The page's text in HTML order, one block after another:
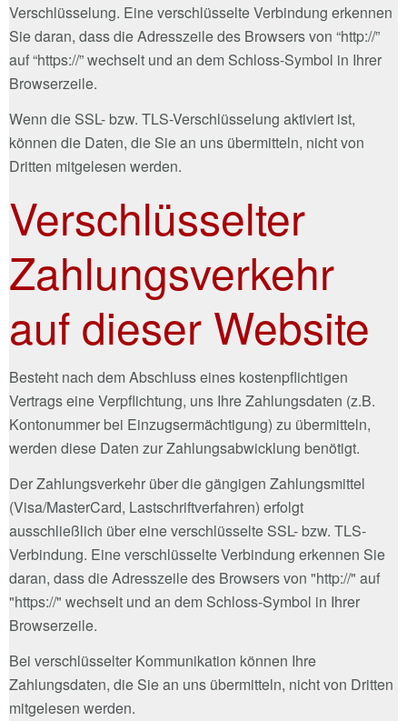
Verschlüsselung. Eine verschlüsselte Verbindung erkennen
Sie daran, dass die Adresszeile des Browsers von “http://”
auf “https://” wechselt und an dem Schloss-Symbol in Ihrer
Browserzeile.
Wenn die SSL- bzw. TLS-Verschlüsselung aktiviert ist,
können die Daten, die Sie an uns übermitteln, nicht von
Dritten mitgelesen werden.
Verschlüsselter
Zahlungsverkehr
auf dieser Website
Besteht nach dem Abschluss eines kostenpflichtigen
Vertrags eine Verpflichtung, uns Ihre Zahlungsdaten (z.B.
Kontonummer bei Einzugsermächtigung) zu übermitteln,
werden diese Daten zur Zahlungsabwicklung benötigt.
Der Zahlungsverkehr über die gängigen Zahlungsmittel
(Visa/MasterCard, Lastschriftverfahren) erfolgt
ausschließlich über eine verschlüsselte SSL- bzw. TLS-
Verbindung. Eine verschlüsselte Verbindung erkennen Sie
daran, dass die Adresszeile des Browsers von "http://" auf
"https://" wechselt und an dem Schloss-Symbol in Ihrer
Browserzeile.
Bei verschlüsselter Kommunikation können Ihre
Zahlungsdaten, die Sie an uns übermitteln, nicht von Dritten
mitgelesen werden.